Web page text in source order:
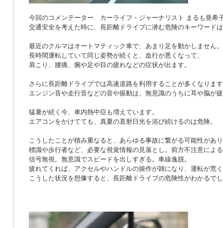
今回のコメンテーター カーライフ・ジャーナリスト まるも亜希
交通安全を考えた時に、長距離ドライブに潜む危険のキーワード
最近のクルマはオートマティック車で、あまり足を動かしません。
長時間運転していて同じ姿勢が続くと、血行が悪くなって、
肩こり、腰痛、腕や足や目の疲れなどの症状が出ます。
さらに長距離ドライブでは高速道路を利用することが多くなりま
エンジン音や走行音などの音や振動は、無意識のうちに耳や脳が
猛暑が続く今、車内熱中症も増えています。
エアコンをかけてても、真夏の直射日光を浴び続けるのは危険。
こうしたことが積み重なると、あらゆる事故に繋がる可能性があ
標識や歩行者など、必要な視覚情報の見落とし。前方不注意によ
信号無視。無意識でスピードを出しすぎる。車線逸脱。
疲れてくれば、アクセルやハンドルの操作が雑になり、運転が荒
こうした状況を想像すると、長距離ドライブの危険性がわかるで